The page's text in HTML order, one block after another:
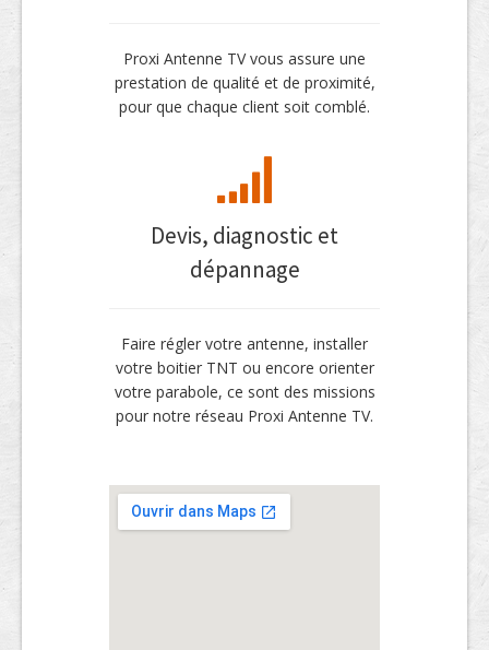
Proxi Antenne TV vous assure une
prestation de qualité et de proximité,
pour que chaque client soit comblé.
Devis, diagnostic et
dépannage
Faire régler votre antenne, installer
votre boitier TNT ou encore orienter
votre parabole, ce sont des missions
pour notre réseau Proxi Antenne TV.